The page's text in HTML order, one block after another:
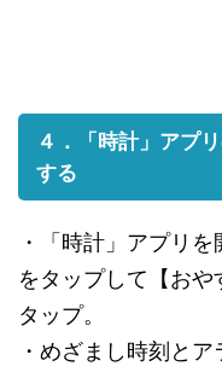
４．「時計」アプ
する
・「時計」アプリ
をタップして【お
タップ。
・めざまし時刻と